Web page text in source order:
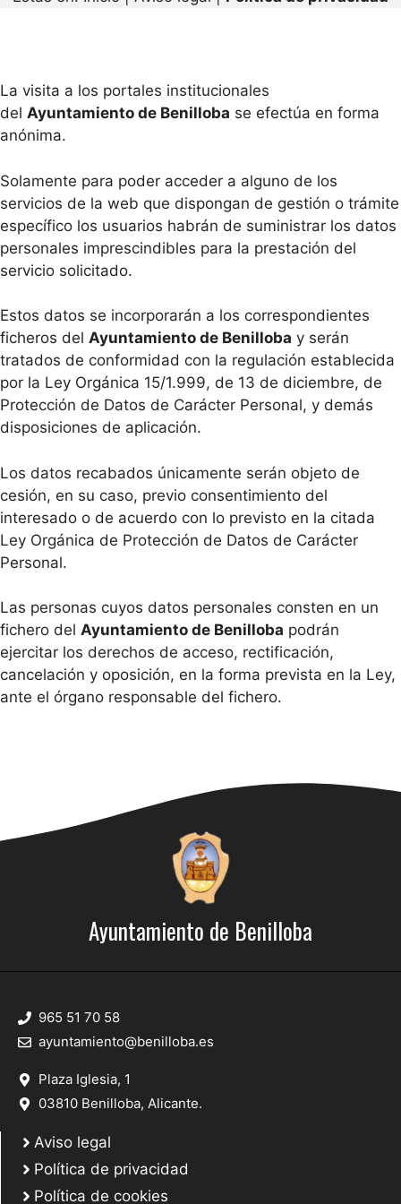
La visita a los portales institucionales
del Ayuntamiento de Benilloba se efectúa en forma
anónima.
Solamente para poder acceder a alguno de los
servicios de la web que dispongan de gestión o trámite
específico los usuarios habrán de suministrar los datos
personales imprescindibles para la prestación del
servicio solicitado.
Estos datos se incorporarán a los correspondientes
ficheros del Ayuntamiento de Benilloba y serán
tratados de conformidad con la regulación establecida
por la Ley Orgánica 15/1.999, de 13 de diciembre, de
Protección de Datos de Carácter Personal, y demás
disposiciones de aplicación.
Los datos recabados únicamente serán objeto de
cesión, en su caso, previo consentimiento del
interesado o de acuerdo con lo previsto en la citada
Ley Orgánica de Protección de Datos de Carácter
Personal.
Las personas cuyos datos personales consten en un
fichero del Ayuntamiento de Benilloba podrán
ejercitar los derechos de acceso, rectificación,
cancelación y oposición, en la forma prevista en la Ley,
ante el órgano responsable del fichero.
Ayuntamiento de Benilloba
965 51 70 58
ayuntamiento@benilloba.es
Plaza Iglesia, 1
03810 Benilloba, Alicante.
Aviso legal
Política de privacidad
Política de cookies